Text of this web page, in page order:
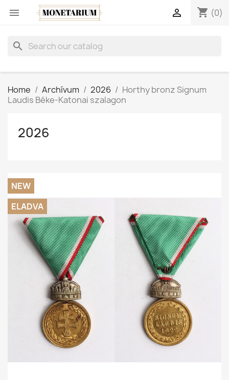
 shopping_cart (0)

search
Home Archívum 2026
Horthy bronz Signum
Laudis Béke-Katonai szalagon
2026
NEW
ELADVA